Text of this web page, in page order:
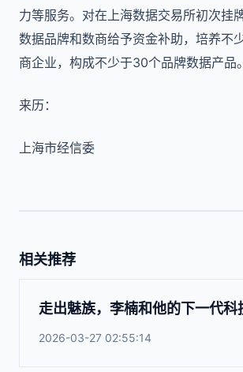
力等服务。对在上海数据交易所初次挂
数据品牌和数商给予资金补助，培养不
商企业，构成不少于30个品牌数据产品。
来历：
上海市经信委
相关推荐
走出魅族，李楠和他的下一代科
2026-03-27 02:55:14